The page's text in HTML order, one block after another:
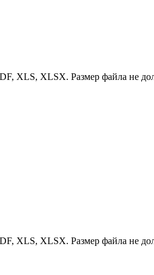
XLS, XLSX. Размер файла не
XLS, XLSX. Размер файла не